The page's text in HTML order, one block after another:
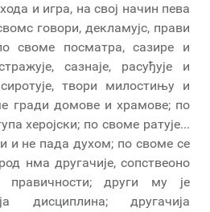
и игра, на свој начин пева
говори, декламујс, прави
своме посматра, сазире и
сазнаје, расуђује и
твори милостињу и
гради домове и храмове; по
херојски; по своме ратује...
и не пада духом; по своме се
нма другачије, сопствеоно
други му је
дисциплина; другачија